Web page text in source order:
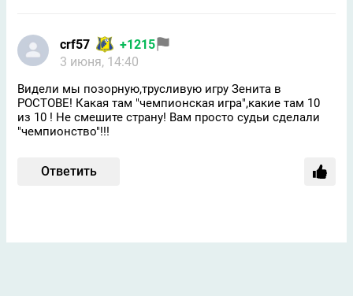
crf57
+1215
3 июня, 14:40
Видели мы позорную,трусливую игру Зенита в
РОСТОВЕ! Какая там "чемпионская игра",какие там 10
из 10 ! Не смешите страну! Вам просто судьи сделали
"чемпионство"!!!
Ответить